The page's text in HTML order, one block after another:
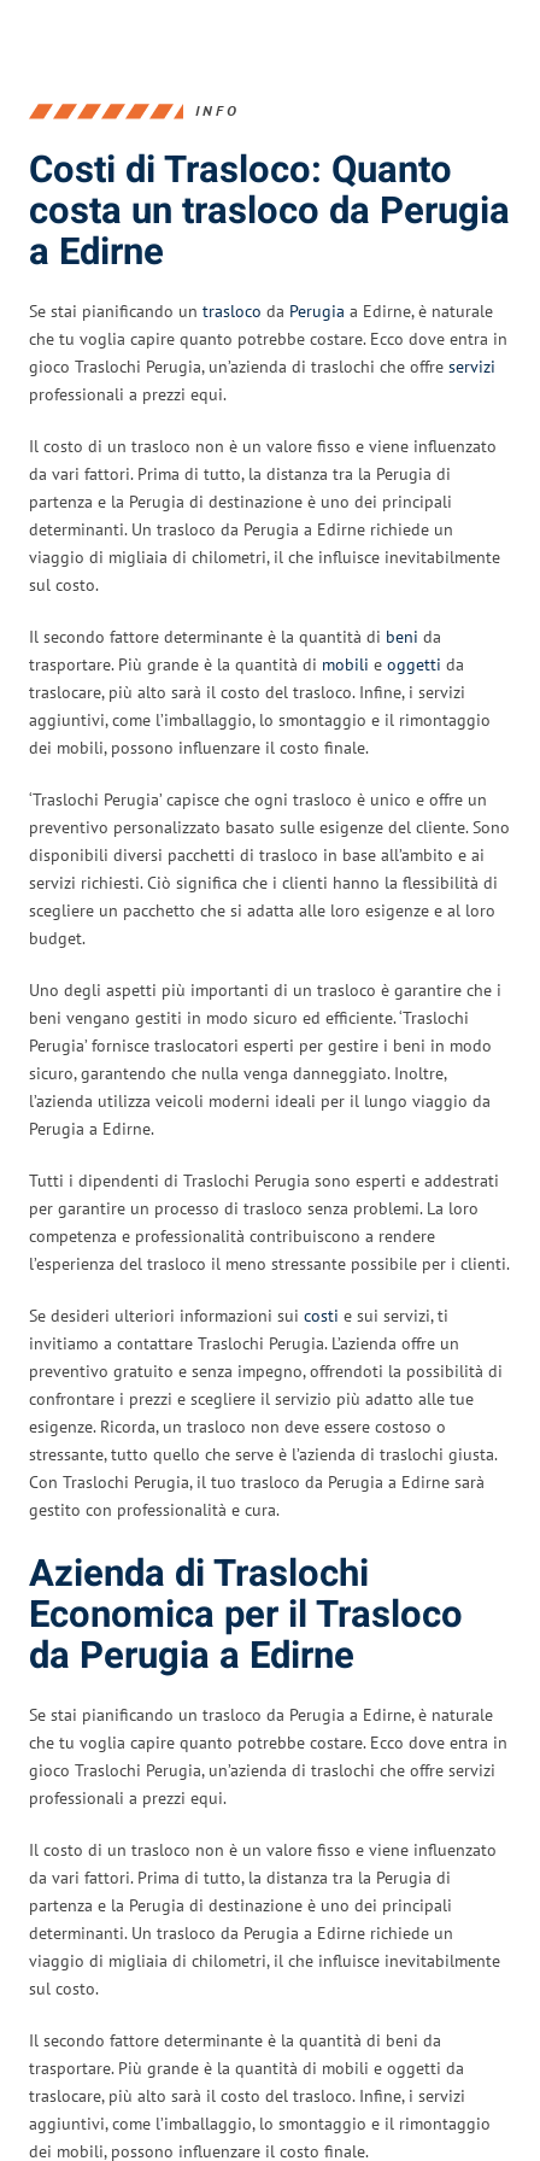
INFO
Costi di Trasloco: Quanto
costa un trasloco da Perugia
a Edirne
Se stai pianificando un trasloco da Perugia a Edirne, è naturale
che tu voglia capire quanto potrebbe costare. Ecco dove entra in
gioco Traslochi Perugia, un’azienda di traslochi che offre servizi
professionali a prezzi equi.
Il costo di un trasloco non è un valore fisso e viene influenzato
da vari fattori. Prima di tutto, la distanza tra la Perugia di
partenza e la Perugia di destinazione è uno dei principali
determinanti. Un trasloco da Perugia a Edirne richiede un
viaggio di migliaia di chilometri, il che influisce inevitabilmente
sul costo.
Il secondo fattore determinante è la quantità di beni da
trasportare. Più grande è la quantità di mobili e oggetti da
traslocare, più alto sarà il costo del trasloco. Infine, i servizi
aggiuntivi, come l’imballaggio, lo smontaggio e il rimontaggio
dei mobili, possono influenzare il costo finale.
‘Traslochi Perugia’ capisce che ogni trasloco è unico e offre un
preventivo personalizzato basato sulle esigenze del cliente. Sono
disponibili diversi pacchetti di trasloco in base all’ambito e ai
servizi richiesti. Ciò significa che i clienti hanno la flessibilità di
scegliere un pacchetto che si adatta alle loro esigenze e al loro
budget.
Uno degli aspetti più importanti di un trasloco è garantire che i
beni vengano gestiti in modo sicuro ed efficiente. ‘Traslochi
Perugia’ fornisce traslocatori esperti per gestire i beni in modo
sicuro, garantendo che nulla venga danneggiato. Inoltre,
l’azienda utilizza veicoli moderni ideali per il lungo viaggio da
Perugia a Edirne.
Tutti i dipendenti di Traslochi Perugia sono esperti e addestrati
per garantire un processo di trasloco senza problemi. La loro
competenza e professionalità contribuiscono a rendere
l’esperienza del trasloco il meno stressante possibile per i clienti.
Se desideri ulteriori informazioni sui costi e sui servizi, ti
invitiamo a contattare Traslochi Perugia. L’azienda offre un
preventivo gratuito e senza impegno, offrendoti la possibilità di
confrontare i prezzi e scegliere il servizio più adatto alle tue
esigenze. Ricorda, un trasloco non deve essere costoso o
stressante, tutto quello che serve è l’azienda di traslochi giusta.
Con Traslochi Perugia, il tuo trasloco da Perugia a Edirne sarà
gestito con professionalità e cura.
Azienda di Traslochi
Economica per il Trasloco
da Perugia a Edirne
Se stai pianificando un trasloco da Perugia a Edirne, è naturale
che tu voglia capire quanto potrebbe costare. Ecco dove entra in
gioco Traslochi Perugia, un’azienda di traslochi che offre servizi
professionali a prezzi equi.
Il costo di un trasloco non è un valore fisso e viene influenzato
da vari fattori. Prima di tutto, la distanza tra la Perugia di
partenza e la Perugia di destinazione è uno dei principali
determinanti. Un trasloco da Perugia a Edirne richiede un
viaggio di migliaia di chilometri, il che influisce inevitabilmente
sul costo.
Il secondo fattore determinante è la quantità di beni da
trasportare. Più grande è la quantità di mobili e oggetti da
traslocare, più alto sarà il costo del trasloco. Infine, i servizi
aggiuntivi, come l’imballaggio, lo smontaggio e il rimontaggio
dei mobili, possono influenzare il costo finale.